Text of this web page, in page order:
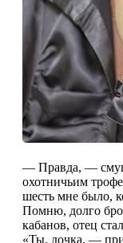
— Правда, —
охотничьим
шесть мне было,
Помню, долго
кабанов, отец
«Ты, дочка, —